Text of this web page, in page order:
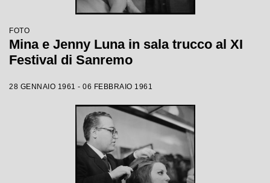
FOTO
Mina e Jenny Luna in sala trucco al XI
Festival di Sanremo
28 GENNAIO 1961 - 06 FEBBRAIO 1961